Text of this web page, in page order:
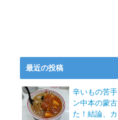
最近の投稿
辛いもの苦
ン中本の蒙
た！結論、